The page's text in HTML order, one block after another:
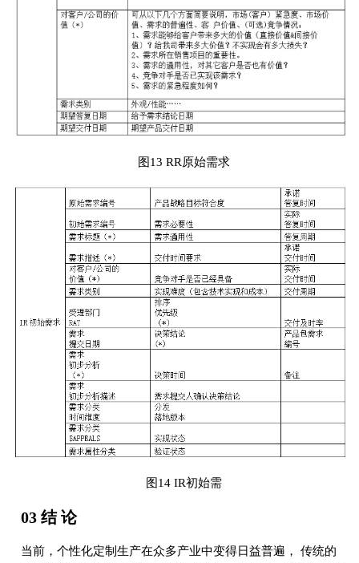
图13 RR原始需求
图14 IR初始需
03 结 论
当前，个性化定制生产在众多产业中变得日益普遍， 传统的